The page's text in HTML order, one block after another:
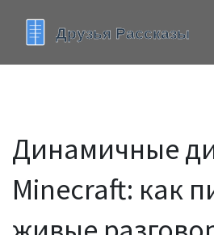
Динамичные
Minecraft: как